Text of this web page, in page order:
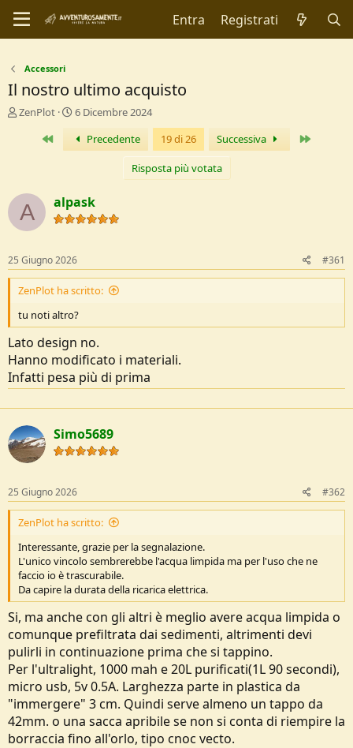
Entra Registrati
Accessori
Il nostro ultimo acquisto
C
r
e
D
c
u
s
s
i
o
e
ZenPlot
D
t
a
I
n
i
o
6 Dicembre 2024
Primo Precedente 19 di 26 Successiva
Risposta più votata
A alpask
25 Giugno 2026 #361
ZenPlot ha scritto:
tu noti altro?
Lato design no.
Hanno modificato i materiali.
Infatti pesa più di prima
Simo5689
25 Giugno 2026 #362
ZenPlot ha scritto:
Interessante, grazie per la segnalazione.
L'unico vincolo sembrerebbe l'acqua limpida ma per l'uso che ne
faccio io è trascurabile.
Da capire la durata della ricarica elettrica.
Si, ma anche con gli altri è meglio avere acqua limpida o
comunque prefiltrata dai sedimenti, altrimenti devi
pulirli in continuazione prima che si tappino.
Per l'ultralight, 1000 mah e 20L purificati(1L 90 secondi),
micro usb, 5v 0.5A. Larghezza parte in plastica da
"immergere" 3 cm. Quindi serve almeno un tappo da
42mm. o una sacca apribile se non si conta di riempire la
borraccia fino all'orlo, tipo cnoc vecto.